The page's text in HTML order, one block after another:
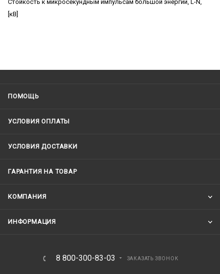
Стойкость к микросекундным импульсам большой энергии, L-N,
[кВ]
ПОМОЩЬ
УСЛОВИЯ ОПЛАТЫ
УСЛОВИЯ ДОСТАВКИ
ГАРАНТИЯ НА ТОВАР
КОМПАНИЯ
ИНФОРМАЦИЯ
8 800-300-83-03 ЗАКАЗАТЬ ЗВОНОК